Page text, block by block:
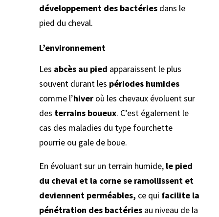
développement des bactéries dans le
pied du cheval.
L’environnement
Les abcès au pied apparaissent le plus
souvent durant les périodes humides
comme l’hiver où les chevaux évoluent sur
des terrains boueux. C’est également le
cas des maladies du type fourchette
pourrie ou gale de boue.
En évoluant sur un terrain humide, le pied
du cheval et la corne se ramollissent et
deviennent perméables, ce qui facilite la
pénétration des bactéries au niveau de la